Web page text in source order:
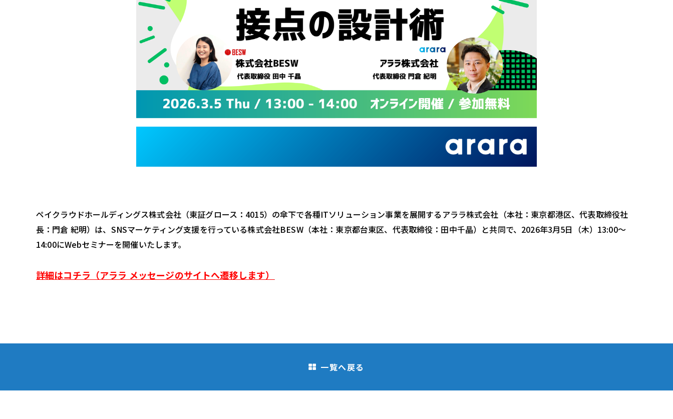
ペイクラウドホールディングス株式会社（東証グロース： 4015）の傘下で各種ITソリューション事業を展開するアララ株式会社（本社：東京都港区、代表取締役社
長：門倉 紀明）は、SNSマーケティング支援を行っている株式会社BESW（本社：東京都台東区、代表取締役：田中千晶）と共同で、2026年3月5日（木）13:00～
14:00にWebセミナーを開催いたします。
詳細はコチラ（アララ メッセージのサイトへ遷移します）
一覧へ戻る